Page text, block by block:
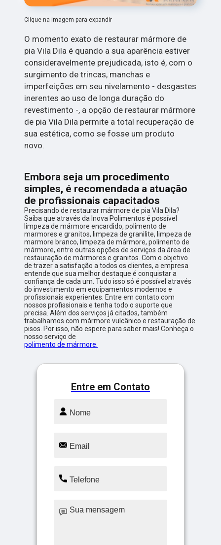
Clique na imagem para expandir
O momento exato de restaurar mármore de
pia Vila Dila é quando a sua aparência estiver
consideravelmente prejudicada, isto é, com o
surgimento de trincas, manchas e
imperfeições em seu nivelamento - desgastes
inerentes ao uso de longa duração do
revestimento -, a opção de restaurar mármore
de pia Vila Dila permite a total recuperação de
sua estética, como se fosse um produto
novo.
Embora seja um procedimento
simples, é recomendada a atuação
de profissionais capacitados
Precisando de restaurar mármore de pia Vila Dila?
Saiba que através da Inova Polimentos é possível
limpeza de mármore encardido, polimento de
marmores e granitos, limpeza de granilite, limpeza de
marmore branco, limpeza de mármore, polimento de
mármore, entre outras opções de serviços da área de
restauração de mármores e granitos. Com o objetivo
de trazer a satisfação a todos os clientes, a empresa
entende que sua melhor destaque é conquistar a
confiança de cada um. Tudo isso só é possível através
do investimento em equipamentos modernos e
profissionais experientes. Entre em contato com
nossos profissionais e tenha todo o suporte que
precisa. Além dos serviços já citados, também
trabalhamos com mármore vulcânico e restauração de
pisos. Por isso, não espere para saber mais! Conheça o
nosso serviço de
polimento de mármore.
Entre em Contato